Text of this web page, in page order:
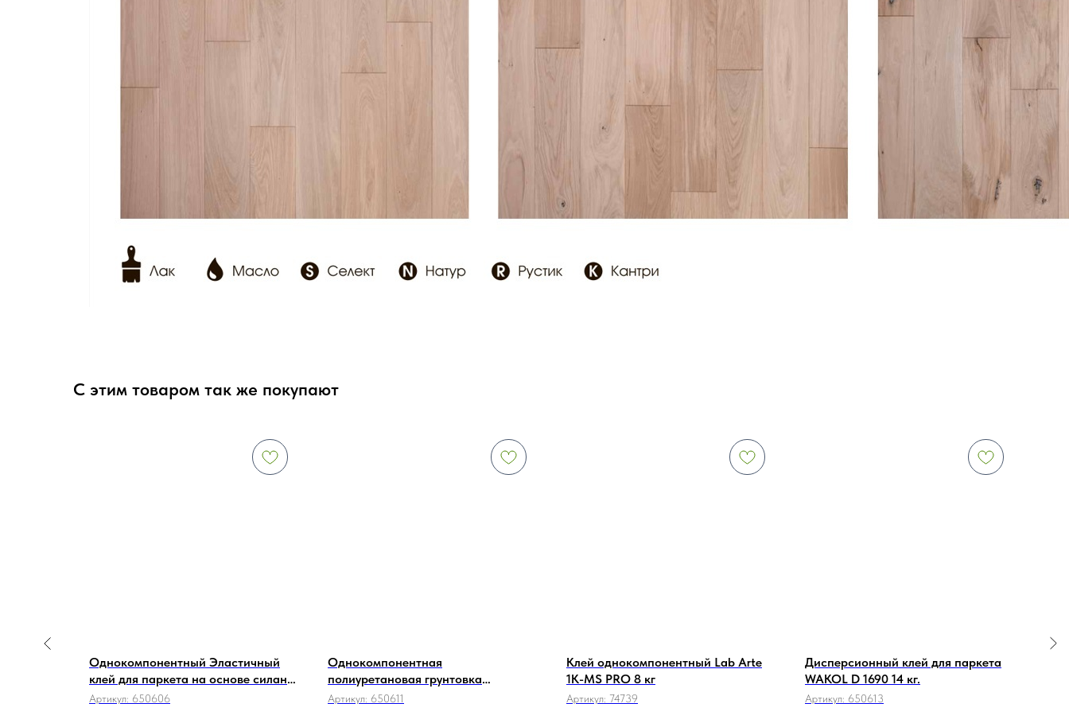
С этим товаром так же покупают
Однокомпонентный Эластичный
клей для паркета на основе силана
WAKOL MS 230 18 кг.
Артикул: 650606
Однокомпонентная
полиуретановая грунтовка
изоляция повышенной влаги
Артикул: 650611
Клей однокомпонентный Lab Arte
1K-MS PRO 8 кг
Артикул: 74739
Дисперсионный клей для паркета
WAKOL D 1690 14 кг.
Артикул: 650613